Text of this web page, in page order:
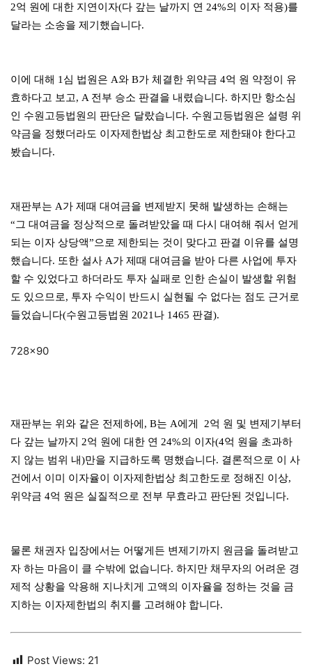
2억 원에 대한 지연이자(다 갚는 날까지 연 24%의 이자 적용)를
달라는 소송을 제기했습니다.
이에 대해 1심 법원은 A와 B가 체결한 위약금 4억 원 약정이 유
효하다고 보고, A 전부 승소 판결을 내렸습니다. 하지만 항소심
인 수원고등법원의 판단은 달랐습니다. 수원고등법원은 설령 위
약금을 정했더라도 이자제한법상 최고한도로 제한돼야 한다고
봤습니다.
재판부는 A가 제때 대여금을 변제받지 못해 발생하는 손해는
“그 대여금을 정상적으로 돌려받았을 때 다시 대여해 줘서 얻게
되는 이자 상당액”으로 제한되는 것이 맞다고 판결 이유를 설명
했습니다. 또한 설사 A가 제때 대여금을 받아 다른 사업에 투자
할 수 있었다고 하더라도 투자 실패로 인한 손실이 발생할 위험
도 있으므로, 투자 수익이 반드시 실현될 수 없다는 점도 근거로
들었습니다(수원고등법원 2021나 1465 판결).
728×90
재판부는 위와 같은 전제하에, B는 A에게 2억 원 및 변제기부터
다 갚는 날까지 2억 원에 대한 연 24%의 이자(4억 원을 초과하
지 않는 범위 내)만을 지급하도록 명했습니다. 결론적으로 이 사
건에서 이미 이자율이 이자제한법상 최고한도로 정해진 이상,
위약금 4억 원은 실질적으로 전부 무효라고 판단된 것입니다.
물론 채권자 입장에서는 어떻게든 변제기까지 원금을 돌려받고
자 하는 마음이 클 수밖에 없습니다. 하지만 채무자의 어려운 경
제적 상황을 악용해 지나치게 고액의 이자율을 정하는 것을 금
지하는 이자제한법의 취지를 고려해야 합니다.
Post Views: 21